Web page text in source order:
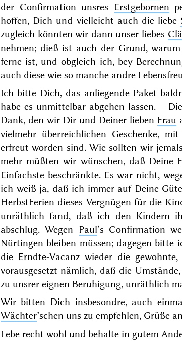
der Confirmation unsres Erstgebornen
hoffen, Dich und vielleicht auch die liebe
zugleich könnten wir dann unser liebes
nehmen; dieß ist auch der Grund,
ferne ist, und obgleich ich, bey
auch diese wie so manche andre
Ich bitte Dich, das anliegende Paket
habe es unmittelbar abgehen lassen. –
Dank, den wir Dir und Deiner lieben Frau
vielmehr überreichlichen Geschenke,
erfreut worden sind. Wie sollten wir
mehr müßten wir wünschen, daß Deine
Einfachste beschränkte. Es war nicht,
ich weiß ja, daß ich immer auf Deine
HerbstFerien dieses Vergnügen für die
unräthlich fand, daß ich den Kindern
abschlug. Wegen
Paul’s Confirmation
Nürtingen bleiben müssen; dagegen
die Erndte-Vacanz wieder die
vorausgesetzt nämlich, daß die
zu unsrer eignen Beruhigung, unräthlich
Wir bitten Dich insbesondre, auch
Wächter’schen uns zu empfehlen, Grüße an
Lebe recht wohl und behalte in gutem